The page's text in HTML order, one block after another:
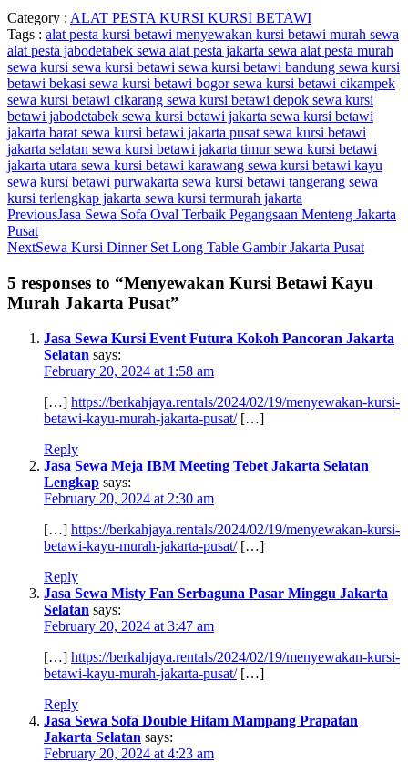
Category : ALAT PESTA KURSI KURSI BETAWI
Tags : alat pesta kursi betawi menyewakan kursi betawi murah sewa
alat pesta jabodetabek sewa alat pesta jakarta sewa alat pesta murah
sewa kursi sewa kursi betawi sewa kursi betawi bandung sewa kursi
betawi bekasi sewa kursi betawi bogorsewa kursi betawi cikampek
sewa kursi betawi cikarang sewa kursi betawi depok sewa kursi
betawi jabodetabek sewa kursi betawi jakarta sewa kursi betawi
jakarta barat sewa kursi betawi jakarta pusat sewa kursi betawi
jakarta selatan sewa kursi betawi jakarta timursewa kursi betawi
jakarta utara sewa kursi betawi karawang sewa kursi betawi kayu
sewa kursi betawi purwakarta sewa kursi betawi tangerang sewa
kursi terlengkap jakarta sewa kursi termurah jakarta
PreviousJasa Sewa Sofa Oval Terbaik Pegangsaan Menteng Jakarta
Pusat
NextSewa Kursi Dinner Set Long Table Gambir Jakarta Pusat
5 responses to “Menyewakan Kursi Betawi Kayu
Murah Jakarta Pusat”
Jasa Sewa Kursi Event Futura Kokoh Pancoran Jakarta
Selatan says:
February 20, 2024 at 1:58 am
[…] https://berkahjaya.rentals/2024/02/19/menyewakan-kursi-
betawi-kayu-murah-jakarta-pusat/[…]
Reply
Jasa Sewa Meja IBM Meeting Tebet Jakarta Selatan
Lengkap says:
February 20, 2024 at 2:30 am
[…] https://berkahjaya.rentals/2024/02/19/menyewakan-kursi-
betawi-kayu-murah-jakarta-pusat/[…]
Reply
Jasa Sewa Misty Fan Serbaguna Pasar Minggu Jakarta
Selatan says:
February 20, 2024 at 3:47 am
[…] https://berkahjaya.rentals/2024/02/19/menyewakan-kursi-
betawi-kayu-murah-jakarta-pusat/[…]
Reply
Jasa Sewa Sofa Double Hitam Mampang Prapatan
Jakarta Selatan says:
February 20, 2024 at 4:23 am